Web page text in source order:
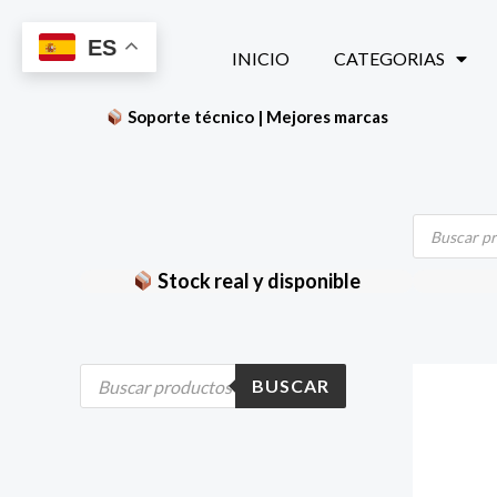
contenido
INICIO CATEGORIAS
Soporte técnico | Mejores marcas
Búsqueda
productos
Stock real y disponible
B
s
BUSCAR
ES